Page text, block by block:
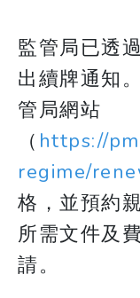
監管局已透
出續牌通知
管局網站
（ https://
regime/
格，並預約
所需文件及
請。